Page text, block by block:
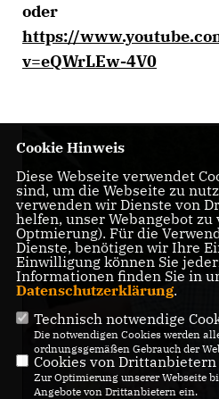
oder
https://
v=eQWrLEw-4V0
Cookie Hinweis
Diese Webseite verwendet
sind, um die Webseite zu
verwenden wir Dienste von
helfen, unser Webangebot
Optmierung). Für die
Dienste, benötigen wir Ihre
Einwilligung können Sie
Informationen finden Sie in
Datenschutzerklärung.
Technisch notwendige
Die notwendigen Cookies werden
ordnungsgemäßen Gebrauch der
Cookies von Drittanbietern
Zur Optimierung unserer Webseite
Angebote von Drittanbietern ein.